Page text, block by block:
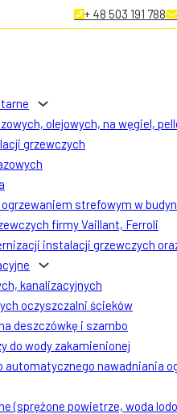
+ 48 503 191 788
olejowych, na węgiel,
grzewczych
strefowym w
firmy Vaillant, Ferroli
instalacji grzewczych
kanalizacyjnych
oczyszczalni ścieków
deszczówkę i szambo
do wody zakamienionej
automatycznego nawadniania
(sprężone powietrze, woda